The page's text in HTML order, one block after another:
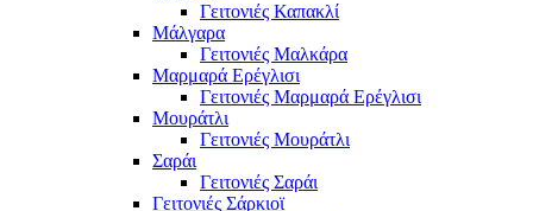
Γειτονιές Καπακλί
Μάλγαρα
Γειτονιές Μαλκάρα
Μαρμαρά Ερέγλισι
Γειτονιές Μαρμαρά Ερέγλισι
Μουράτλι
Γειτονιές Μουράτλι
Σαράι
Γειτονιές Σαράι
Γειτονιές Σάρκιοϊ